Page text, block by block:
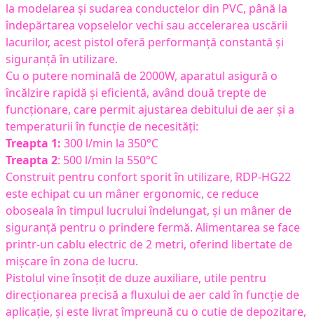
la modelarea și sudarea conductelor din PVC, până la
îndepărtarea vopselelor vechi sau accelerarea uscării
lacurilor, acest pistol oferă performanță constantă și
siguranță în utilizare.
Cu o putere nominală de 2000W, aparatul asigură o
încălzire rapidă și eficientă, având două trepte de
funcționare, care permit ajustarea debitului de aer și a
temperaturii în funcție de necesități:
Treapta 1: 300 l/min la 350°C
Treapta 2: 500 l/min la 550°C
Construit pentru confort sporit în utilizare, RDP-HG22
este echipat cu un mâner ergonomic, ce reduce
oboseala în timpul lucrului îndelungat, și un mâner de
siguranță pentru o prindere fermă. Alimentarea se face
printr-un cablu electric de 2 metri, oferind libertate de
mișcare în zona de lucru.
Pistolul vine însoțit de duze auxiliare, utile pentru
direcționarea precisă a fluxului de aer cald în funcție de
aplicație, și este livrat împreună cu o cutie de depozitare,